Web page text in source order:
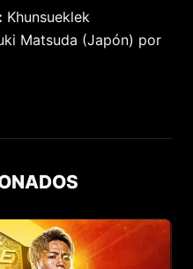
Khunsueklek
Matsuda (Japón) por